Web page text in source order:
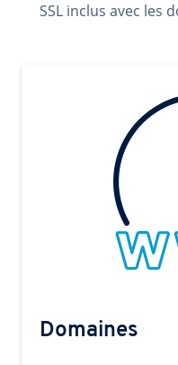
SSL inclus avec les
Domaines